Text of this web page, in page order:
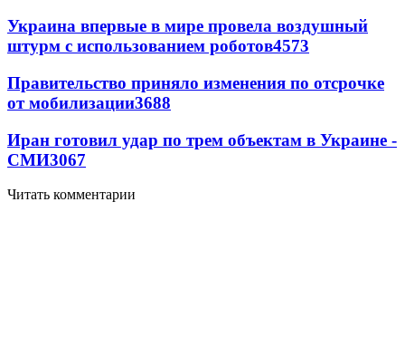
Украина впервые в мире провела воздушный
штурм с использованием роботов4573
Правительство приняло изменения по отсрочке
от мобилизации3688
Иран готовил удар по трем объектам в Украине -
СМИ3067
Читать комментарии